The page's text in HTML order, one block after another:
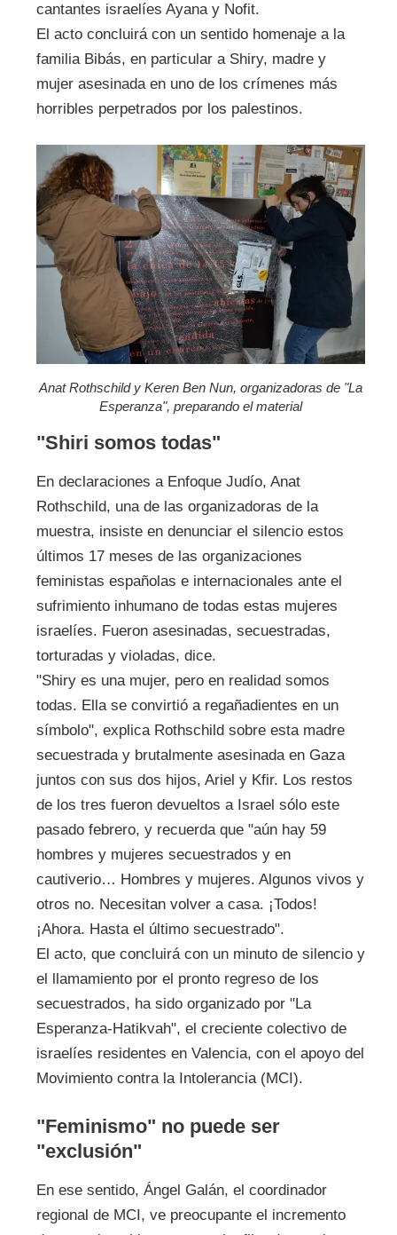
cantantes israelíes Ayana y Nofit.
El acto concluirá con un sentido homenaje a la
familia Bibás, en particular a Shiry, madre y
mujer asesinada en uno de los crímenes más
horribles perpetrados por los palestinos.
Anat Rothschild y Keren Ben Nun, organizadoras de "La
Esperanza", preparando el material
"Shiri somos todas"
En declaraciones a Enfoque Judío, Anat
Rothschild, una de las organizadoras de la
muestra, insiste en denunciar el silencio estos
últimos 17 meses de las organizaciones
feministas españolas e internacionales ante el
sufrimiento inhumano de todas estas mujeres
israelíes. Fueron asesinadas, secuestradas,
torturadas y violadas, dice.
"Shiry es una mujer, pero en realidad somos
todas. Ella se convirtió a regañadientes en un
símbolo", explica Rothschild sobre esta madre
secuestrada y brutalmente asesinada en Gaza
juntos con sus dos hijos, Ariel y Kfir. Los restos
de los tres fueron devueltos a Israel sólo este
pasado febrero, y recuerda que "aún hay 59
hombres y mujeres secuestrados y en
cautiverio… Hombres y mujeres. Algunos vivos y
otros no. Necesitan volver a casa. ¡Todos!
¡Ahora. Hasta el último secuestrado".
El acto, que concluirá con un minuto de silencio y
el llamamiento por el pronto regreso de los
secuestrados, ha sido organizado por "La
Esperanza-Hatikvah", el creciente colectivo de
israelíes residentes en Valencia, con el apoyo del
Movimiento contra la Intolerancia (MCI).
"Feminismo" no puede ser
"exclusión"
En ese sentido, Ángel Galán, el coordinador
regional de MCI, ve preocupante el incremento